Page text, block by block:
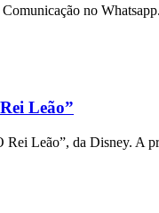
no
Leão”
Leão”, da Disney. A